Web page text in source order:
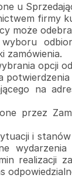
u
firmy
może
zamówienia.
opcji
na
przez
i
realizacji